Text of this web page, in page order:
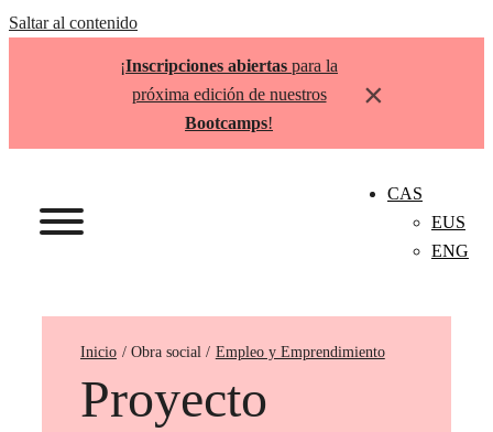
Saltar al contenido
¡Inscripciones abiertas para la
próxima edición de nuestros
Bootcamps!
×
CAS
EUS
ENG
Inicio Empleo y Emprendimiento
Proyecto